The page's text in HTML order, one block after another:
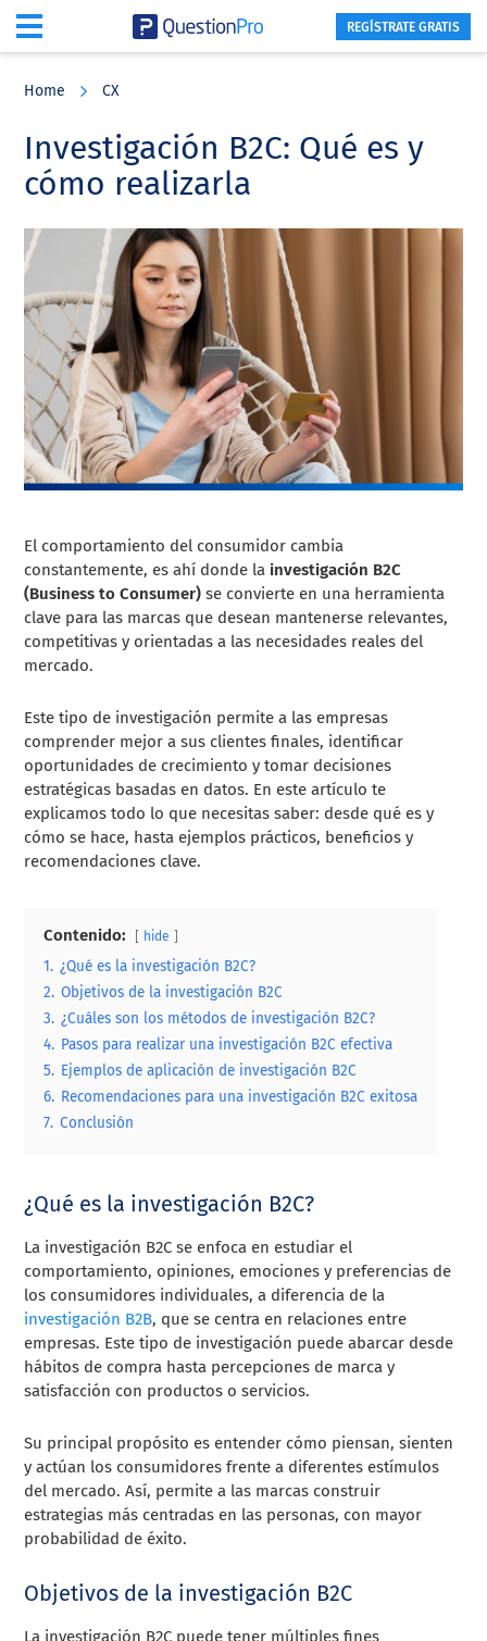
content
sidebar
REGÍSTRATE GRATIS
Home CX
Investigación B2C: Qué es y
cómo realizarla
El comportamiento del consumidor cambia
constantemente, es ahí donde la investigación B2C
(Business to Consumer) se convierte en una herramienta
clave para las marcas que desean mantenerse relevantes,
competitivas y orientadas a las necesidades reales del
mercado.
Este tipo de investigación permite a las empresas
comprender mejor a sus clientes finales, identificar
oportunidades de crecimiento y tomar decisiones
estratégicas basadas en datos. En este artículo te
explicamos todo lo que necesitas saber: desde qué es y
cómo se hace, hasta ejemplos prácticos, beneficios y
recomendaciones clave.
Contenido: hide
1. ¿Qué es la investigación B2C?
2. Objetivos de la investigación B2C
3. ¿Cuáles son los métodos de investigación B2C?
4. Pasos para realizar una investigación B2C efectiva
5. Ejemplos de aplicación de investigación B2C
6. Recomendaciones para una investigación B2C exitosa
7. Conclusión
¿Qué es la investigación B2C?
La investigación B2C se enfoca en estudiar el
comportamiento, opiniones, emociones y preferencias de
los consumidores individuales, a diferencia de la
investigación B2B, que se centra en relaciones entre
empresas. Este tipo de investigación puede abarcar desde
hábitos de compra hasta percepciones de marca y
satisfacción con productos o servicios.
Su principal propósito es entender cómo piensan, sienten
y actúan los consumidores frente a diferentes estímulos
del mercado. Así, permite a las marcas construir
estrategias más centradas en las personas, con mayor
probabilidad de éxito.
Objetivos de la investigación B2C
La investigación B2C puede tener múltiples fines